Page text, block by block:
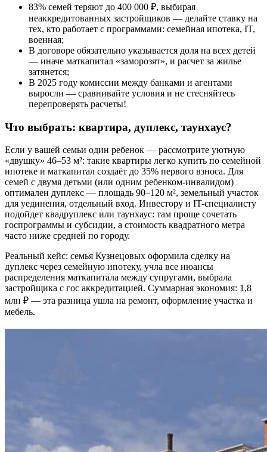
83% семей теряют до 400 000 ₽, выбирая
неаккредитованных застройщиков — делайте ставку на
тех, кто работает с программами: семейная ипотека, IT,
военная;
В договоре обязательно указывается доля на всех детей
— иначе маткапитал «заморозят», и расчет за жилье
затянется;
В 2025 году комиссии между банками и агентами
выросли — сравнивайте условия и не стесняйтесь
перепроверять расчеты!
Что выбрать: квартира, дуплекс, таунхаус?
Если у вашей семьи один ребенок — рассмотрите уютную
«двушку» 46–53 м²: такие квартиры легко купить по семейной
ипотеке и маткапитал создаёт до 35% первого взноса. Для
семей с двумя детьми (или одним ребенком-инвалидом)
оптимален дуплекс — площадь 90–120 м², земельный участок
для уединения, отдельный вход. Инвестору и IT-специалисту
подойдет квадруплекс или таунхаус: там проще сочетать
госпрограммы и субсидии, а стоимость квадратного метра
часто ниже средней по городу.
Реальный кейс: семья Кузнецовых оформила сделку на
дуплекс через семейную ипотеку, учла все нюансы
распределения маткапитала между супругами, выбрала
застройщика с гос аккредитацией. Суммарная экономия: 1,8
млн ₽ — эта разница ушла на ремонт, оформление участка и
мебель.